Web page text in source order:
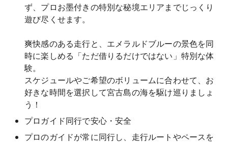
ず、プロお墨付きの特別な秘境エリアまでじっくり
遊び尽くせます。
爽快感のある走行と、エメラルドブルーの景色を同
時に楽しめる「ただ借りるだけではない」特別な体
験。
スケジュールやご希望のボリュームに合わせて、お
好きな時間を選択して宮古島の海を駆け巡りましょ
う！
プロガイド同行で安心・安全
プロのガイドが常に同行し、走行ルートやペースを